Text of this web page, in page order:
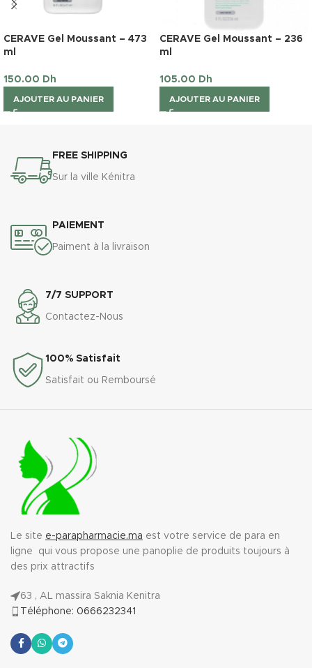
CERAVE Gel Moussant – 473
ml
150.00 Dh
AJOUTER AU PANIER
CERAVE Gel Moussant – 236
ml
105.00 Dh
AJOUTER AU PANIER
FREE SHIPPING
Sur la ville Kénitra
PAIEMENT
Paiment à la livraison
7/7 SUPPORT
Contactez-Nous
100% Satisfait
Satisfait ou Remboursé
Le site e-parapharmacie.ma est votre service de para en
ligne qui vous propose une panoplie de produits toujours à
des prix attractifs
63 , AL massira Saknia Kenitra
Téléphone: 0666232341